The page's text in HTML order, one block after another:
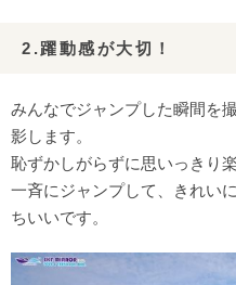
2.躍動感が大切！
みんなでジャンプした瞬間を
影します。
恥ずかしがらずに思いっきり
一斉にジャンプして、きれい
ちいいです。